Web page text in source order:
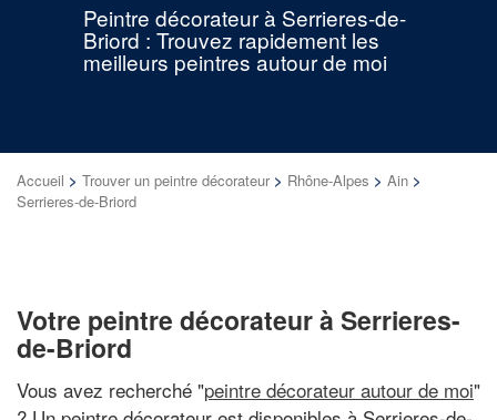
Peintre décorateur à Serrieres-de-
Briord : Trouvez rapidement les
meilleurs peintres autour de moi
Accueil > Trouver un peintre décorateur > Rhône-Alpes > Ain >
Serrieres-de-Briord
Votre peintre décorateur à Serrieres-
de-Briord
Vous avez recherché "peintre décorateur autour de moi"